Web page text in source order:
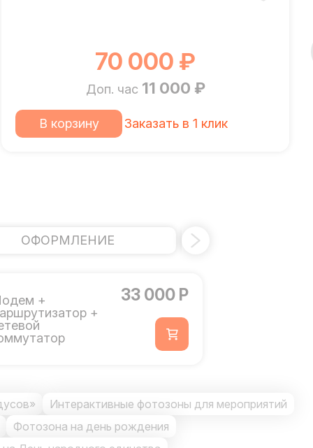
70 000 ₽
Доп. час 11 000 ₽
В корзину Заказать в 1 клик
ОФОРМЛЕНИЕ
+
+
33 000 Р
Интерактивные фотозоны для мероприятий
Фотозона на день рождения